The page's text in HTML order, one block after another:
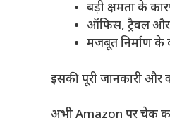
बड़ी क्षमता के
ऑफिस, ट्रैवल और
मजबूत निर्माण
इसकी पूरी जानकारी और
अभी Amazon पर चेक